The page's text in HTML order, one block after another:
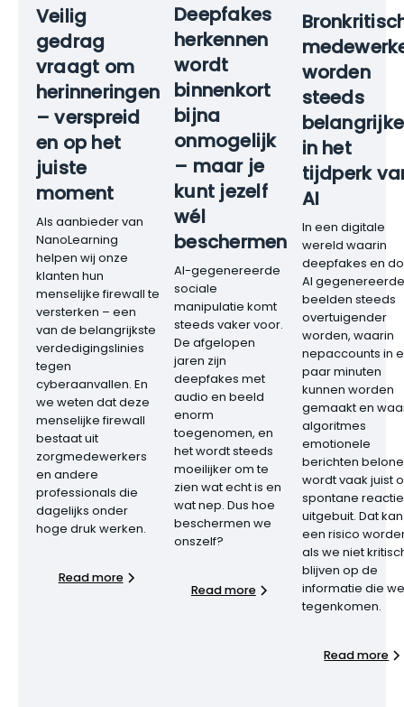
Veilig
gedrag
vraagt om
herinneringen
– verspreid
en op het
juiste
moment
Als aanbieder van
NanoLearning
helpen wij onze
klanten hun
menselijke firewall te
versterken – een
van de belangrijkste
verdedigingslinies
tegen
cyberaanvallen. En
we weten dat deze
menselijke firewall
bestaat uit
zorgmedewerkers
en andere
professionals die
dagelijks onder
hoge druk werken.
Read more
Deepfakes
herkennen
wordt
binnenkort
bijna
onmogelijk
– maar je
kunt jezelf
wél
beschermen
AI-gegenereerde
sociale
manipulatie komt
steeds vaker voor.
De afgelopen
jaren zijn
deepfakes met
audio en beeld
enorm
toegenomen, en
het wordt steeds
moeilijker om te
zien wat echt is en
wat nep. Dus hoe
beschermen we
onszelf?
Read more
worden
steeds
in het
tijdperk
AI
In een digitale
wereld waarin
deepfakes en
AI gegenereerde
beelden steeds
overtuigender
worden, waarin
nepaccounts in
paar minuten
kunnen worden
gemaakt en
algoritmes
emotionele
berichten
wordt vaak juist
spontane reactie
uitgebuit. Dat kan
een risico
als we niet
blijven op de
informatie die we
tegenkomen.
Read more